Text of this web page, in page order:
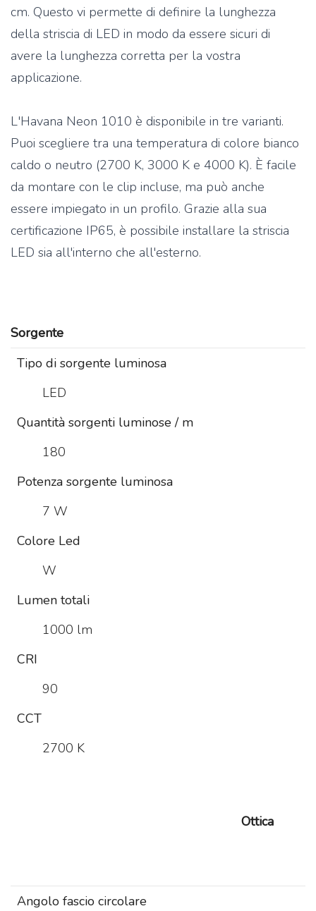
cm. Questo vi permette di definire la lunghezza
della striscia di LED in modo da essere sicuri di
avere la lunghezza corretta per la vostra
applicazione.
L'Havana Neon 1010 è disponibile in tre varianti.
Puoi scegliere tra una temperatura di colore bianco
caldo o neutro (2700 K, 3000 K e 4000 K). È facile
da montare con le clip incluse, ma può anche
essere impiegato in un profilo. Grazie alla sua
certificazione IP65, è possibile installare la striscia
LED sia all'interno che all'esterno.
Sorgente
Tipo di sorgente luminosa
LED
Quantità sorgenti luminose / m
180
Potenza sorgente luminosa
7 W
Colore Led
W
Lumen totali
1000 lm
CRI
90
CCT
2700 K
Ottica
Angolo fascio circolare